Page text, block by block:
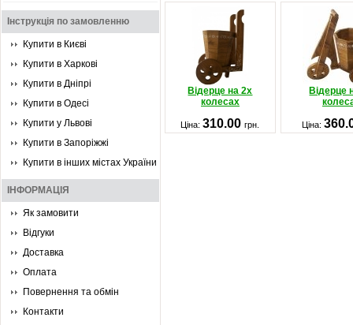
Інструкція по замовленню
Купити в Києві
Купити в Харкові
Купити в Дніпрі
Купити в Одесі
Купити у Львові
Купити в Запоріжжі
Купити в інших містах України
ІНФОРМАЦІЯ
Як замовити
Відгуки
Доставка
Оплата
Повернення та обмін
Контакти
Відерце на 2х
колесах
Відерце
Ціна:310.00грн. Ціна: